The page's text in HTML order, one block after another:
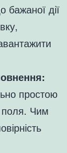
бажаної дії
простою
поля. Чим